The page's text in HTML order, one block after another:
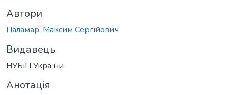
Автори
Паламар, Максим Сергійович
Видавець
НУБіП України
Анотація